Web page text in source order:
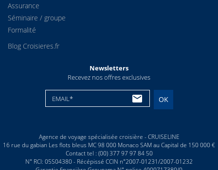
Assurance
Séminaire / groupe
Formalité
Blog Croisieres.fr
Newsletters
Recevez nos offres exclusives
EMAIL* OK
Agence de voyage spécialisée croisière - CRUISELINE
16 rue du gabian Les flots bleus MC 98 000 Monaco SAM au Capital de 150 000 €
Contact tel : (00) 377 97 97 84 50
N° RCI: 05S04380 - Récépissé CCIN n°2007-01231/2007-01232